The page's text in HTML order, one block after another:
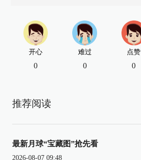
开心
0
难过
0
点赞
0
推荐阅读
最新月球“宝藏图”抢先看
2026-08-07 09:48